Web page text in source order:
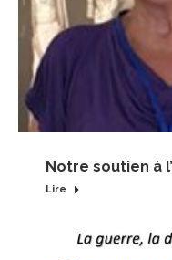
Notre soutien à
Lire